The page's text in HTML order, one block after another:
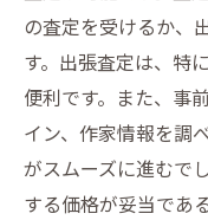
地元での
地元でお得に
山形市で
最新の市
地元での
の査定を受けるか、
す。出張査定は、特
便利です。また、事
イン、作家情報を調
がスムーズに進むで
する価格が妥当であ